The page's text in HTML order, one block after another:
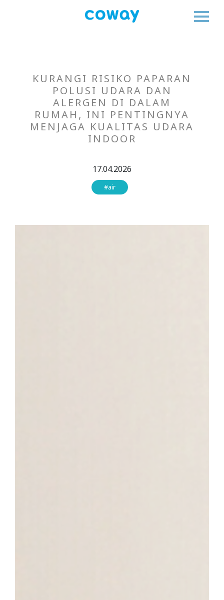
KURANGI RISIKO PAPARAN
POLUSI UDARA DAN
ALERGEN DI DALAM
RUMAH, INI PENTINGNYA
MENJAGA KUALITAS UDARA
INDOOR
17.04.2026
#air